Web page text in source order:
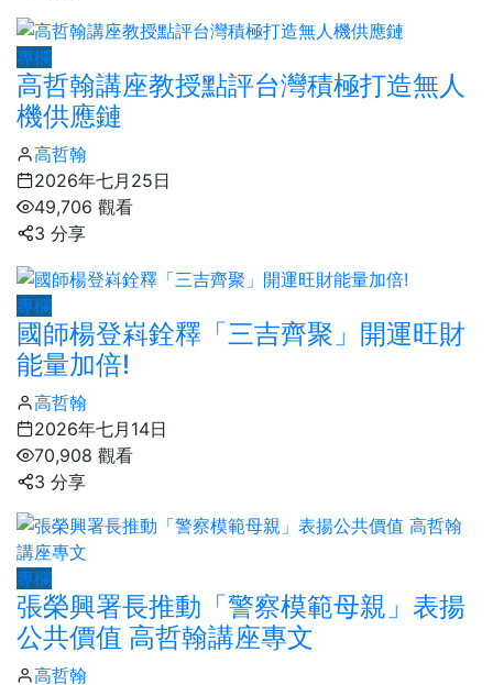
專欄
高哲翰講座教授點評台灣積極打造無人
機供應鏈
高哲翰
2026年七月25日
49,706 觀看
3 分享
專欄
國師楊登嵙銓釋「三吉齊聚」開運旺財
能量加倍!
高哲翰
2026年七月14日
70,908 觀看
3 分享
專欄
張榮興署長推動「警察模範母親」表揚
公共價值 高哲翰講座專文
高哲翰